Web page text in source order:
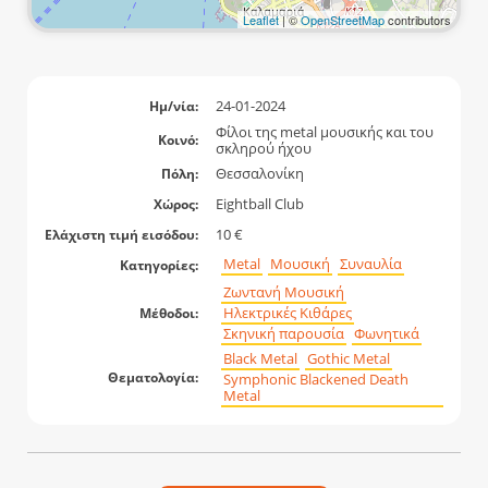
Leaflet| ©OpenStreetMapcontributors
Ημ/νία: 24-01-2024
Κοινό:
Φίλοι της metal μουσικής και του
σκληρού ήχου
Πόλη: Θεσσαλονίκη
Χώρος: Eightball Club
Ελάχιστη τιμή εισόδου: 10 €
Κατηγορίες: Metal Μουσική Συναυλία
Μέθοδοι:
Ζωντανή Μουσική
Ηλεκτρικές Κιθάρες
Σκηνική παρουσία Φωνητικά
Θεματολογία:
Black Metal Gothic Metal
Symphonic Blackened Death
Metal